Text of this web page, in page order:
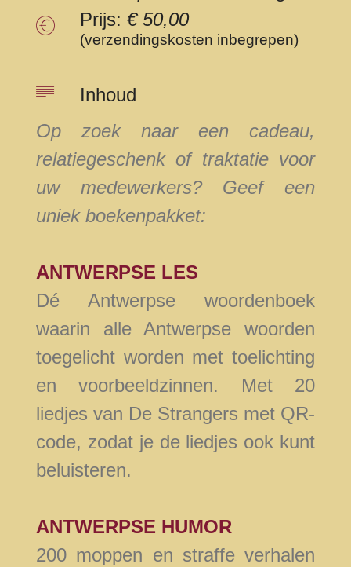
Prijs: € 50,00
(verzendingskosten inbegrepen)
Inhoud
Op zoek naar een cadeau,
relatiegeschenk of traktatie voor
uw medewerkers? Geef een
uniek boekenpakket:
ANTWERPSE LES
Dé Antwerpse woordenboek
waarin alle Antwerpse woorden
toegelicht worden met toelichting
en voorbeeldzinnen. Met 20
liedjes van De Strangers met QR-
code, zodat je de liedjes ook kunt
beluisteren.
ANTWERPSE HUMOR
200 moppen en straffe verhalen